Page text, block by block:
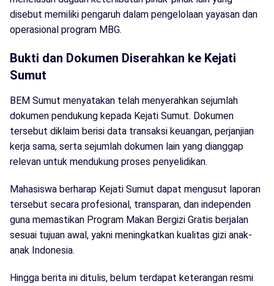
disebut memiliki pengaruh dalam pengelolaan yayasan dan
operasional program MBG.
Bukti dan Dokumen Diserahkan ke Kejati
Sumut
BEM Sumut menyatakan telah menyerahkan sejumlah
dokumen pendukung kepada Kejati Sumut. Dokumen
tersebut diklaim berisi data transaksi keuangan, perjanjian
kerja sama, serta sejumlah dokumen lain yang dianggap
relevan untuk mendukung proses penyelidikan.
Mahasiswa berharap Kejati Sumut dapat mengusut laporan
tersebut secara profesional, transparan, dan independen
guna memastikan Program Makan Bergizi Gratis berjalan
sesuai tujuan awal, yakni meningkatkan kualitas gizi anak-
anak Indonesia.
Hingga berita ini ditulis, belum terdapat keterangan resmi